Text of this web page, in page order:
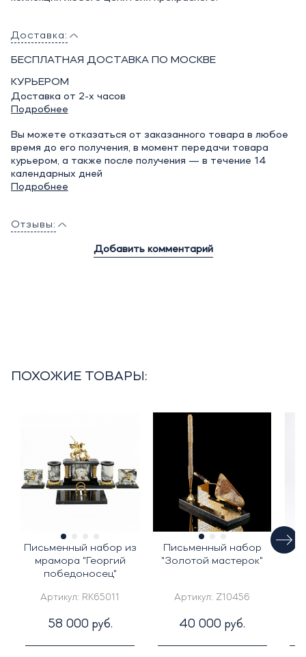
Доставка:
БЕСПЛАТНАЯ ДОСТАВКА ПО МОСКВЕ
КУРЬЕРОМ
Доставка от 2-х часов
Подробнее
Вы можете отказаться от заказанного товара в любое
время до его получения, в момент передачи товара
курьером, а также после получения — в течение 14
календарных дней
Подробнее
Отзывы:
Добавить комментарий
ПОХОЖИЕ ТОВАРЫ:
Письменный набор из
мрамора "Георгий
победоносец"
Артикул: RK65011
58 000 руб.
Письменный набор
"Золотой мастерок"
Артикул: Z10456
40 000 руб.